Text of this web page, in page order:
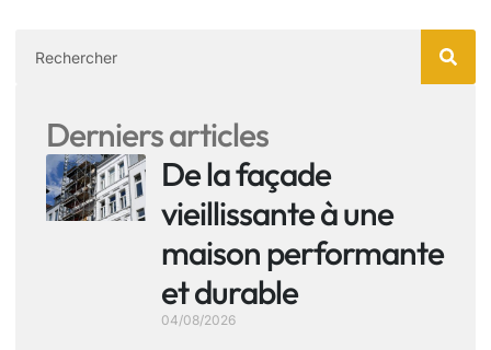
Derniers articles
De la façade
vieillissante à une
maison performante
et durable
04/08/2026